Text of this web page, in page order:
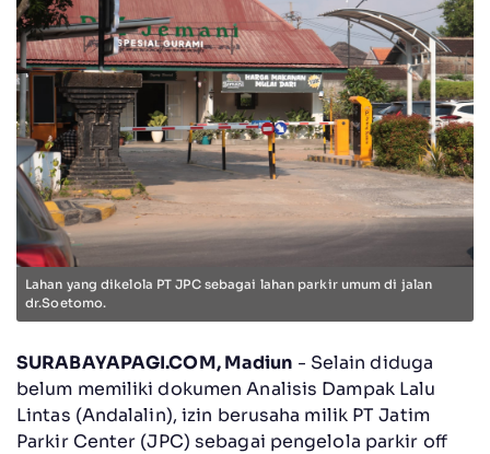
Lahan yang dikelola PT JPC sebagai lahan parkir umum di jalan
dr.Soetomo.
SURABAYAPAGI.COM, Madiun - Selain diduga
belum memiliki dokumen Analisis Dampak Lalu
Lintas (Andalalin), izin berusaha milik PT Jatim
Parkir Center (JPC) sebagai pengelola parkir off